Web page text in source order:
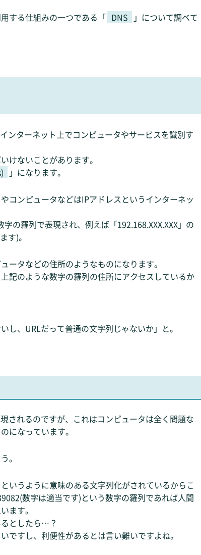
する仕組みの一つである「 DNS
」について調べて
ンターネット上でコンピュータやサービスを識別す
けないことがあります。
」になります。
コンピュータなどはIPアドレスというインターネッ
の羅列で表現され、例えば「192.168.XXX.XXX」の
す)。
ータなどの住所のようなものになります。
記のような数字の羅列の住所にアクセスしているか
し、URLだって普通の文字列じゃないか」と。
されるのですが、これはコンピュータは全く問題な
になっています。
。
うように意味のある文字列化がされているからこ
数字は適当です)という数字の羅列であれば人間
ます。
としたら…？
ですし、利便性があるとは言い難いですよね。